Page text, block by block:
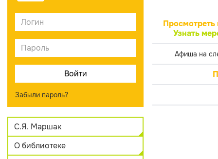
Забыли пароль?
С.Я. Маршак
О библиотеке
Просмотреть
Узнать
Афиша на